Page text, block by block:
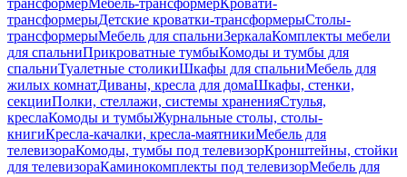
трансформерМебель-трансформерКровати-
трансформерыДетские кроватки-трансформерыСтолы-
трансформерыМебель для спальниЗеркалаКомплекты мебели
для спальниПрикроватные тумбыКомоды и тумбы для
спальниТуалетные столикиШкафы для спальниМебель для
жилых комнатДиваны, кресла для домаШкафы, стенки,
секцииПолки, стеллажи, системы храненияСтулья,
креслаКомоды и тумбыЖурнальные столы, столы-
книгиКресла-качалки, кресла-маятникиМебель для
телевизораКомоды, тумбы под телевизорКронштейны, стойки
для телевизораКаминокомплекты под телевизорМебель для